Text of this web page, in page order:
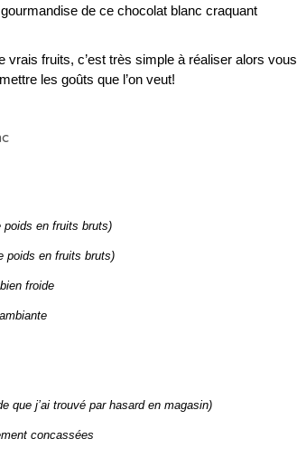
de ce chocolat blanc craquant
fruits, c’est très simple à réaliser alors vous
les goûts que l’on veut!
poids en fruits bruts)
poids en fruits bruts)
froide
que j’ai trouvé par hasard en magasin)
concassées